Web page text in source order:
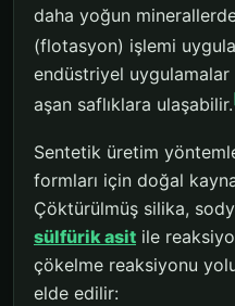
daha yoğun
(flotasyon) işlemi
endüstriyel uygulamalar
aşan saflıklara ulaşabilir.
Sentetik üretim
formları için doğal
Çöktürülmüş silika,
sülfürik asit ile
çökelme reaksiyonu
elde edilir: